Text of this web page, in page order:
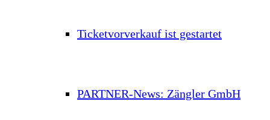
Ticketvorverkauf ist gestartet
PARTNER-News: Zängler GmbH